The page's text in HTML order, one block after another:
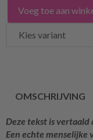
Voeg toe aan
OMSCHRIJVING
Deze tekst is
Een echte